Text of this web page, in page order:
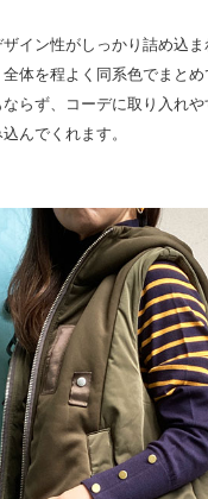
イン性がしっかり詰め込
体を程よく同系色でまと
らず、コーデに取り入れ
んでくれます。